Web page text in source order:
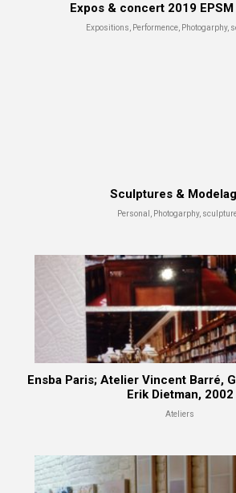
Expos & concert 2019
Expositions, Performence, Photogarphy,
Sculptures &
Personal, Photogarphy,
Ensba Paris; Atelier Vincent Barré,
Erik Dietman, 2002
Ateliers